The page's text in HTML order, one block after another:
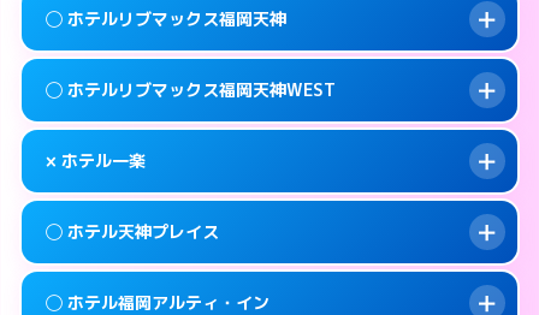
info このホテルの詳細ページを見る →
info このホテルの詳細ページを見る →
案内方法: 女性が直接お部屋まで伺います。
smartphone 092-524-7588
map 福岡市中央区大宮1-1-24
info このホテルの詳細ページを見る →
案内方法: 女性が直接お部屋まで伺います。
smartphone 092-718-3030
map 福岡市中央区天神3-8-10
info このホテルの詳細ページを見る →
◯ ホテルリブマックス福岡天神
案内方法:
smartphone 092-534-1140
map 福岡市中央区清川1-12-17
info このホテルの詳細ページを見る →
◯ ホテルリブマックス福岡天神WEST
案内方法:
女性が直接お部屋まで伺います。
smartphone 092-717-2250
map 福岡市中央区大名2-11-23
× ホテル一楽
案内方法:
派遣できません。
◯ ホテル天神プレイス
◯ ホテル福岡アルティ・イン